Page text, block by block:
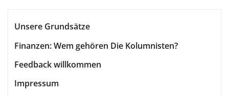
Unsere Grundsätze
Finanzen: Wem gehören Die Kolumnisten?
Feedback willkommen
Impressum